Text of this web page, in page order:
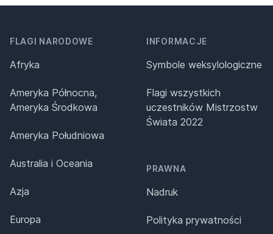
FLAGI NARODOWE
Afryka
Ameryka Północna,
Ameryka Środkowa
Ameryka Południowa
Australia i Oceania
Azja
Europa
INFORMACJE
Symbole weksylologiczne
Flagi wszystkich
uczestników Mistrzostw
Świata 2022
PRAWNA
Nadruk
Polityka prywatności